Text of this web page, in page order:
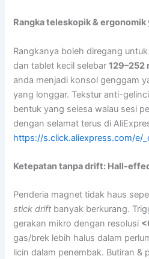
Rangka teleskopik & ergonomik
Rangkanya boleh diregang
dan tablet kecil selebar129–252
anda menjadi konsol genggam
yang longgar. Tekstur anti-
bentuk yang selesa walau sesi
dengan selamat terus di
https://s.click.aliexpress.com/e/
Ketepatan tanpa drift: Hall-
Penderia magnet tidak haus
stick drift banyak berkurang.
gerakan mikro dengan resolusi
gas/brek lebih halus dalam
licin dalam penembak. Butiran &